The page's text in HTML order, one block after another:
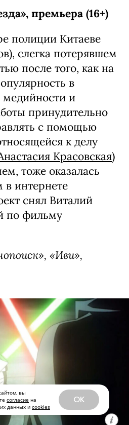
вы
согласие на
данных и cookies
OK
премьера (16+)
полиции Китаеве
слегка потерявшем
после того, как на
в
медийности и
принудительно
с помощью
к делу
Красовская)
тоже оказалась
интернете
снял Виталий
по фильму
«Иви»,